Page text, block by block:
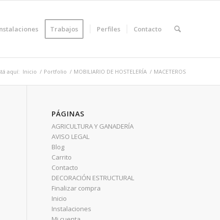
Trabajos Perfiles Contacto
aquí: Inicio / Portfolio / MOBILIARIO DE HOSTELERÍA / MACETEROS
PÁGINAS
AGRICULTURA Y GANADERÍA
AVISO LEGAL
Blog
Carrito
Contacto
DECORACIÓN ESTRUCTURAL
Finalizar compra
Inicio
Instalaciones